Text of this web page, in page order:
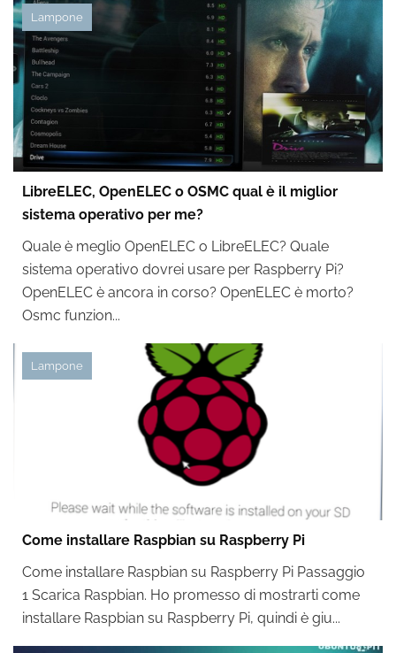
Lampone
LibreELEC, OpenELEC o OSMC qual è il miglior
sistema operativo per me?
Quale è meglio OpenELEC o LibreELEC? Quale
sistema operativo dovrei usare per Raspberry Pi?
OpenELEC è ancora in corso? OpenELEC è morto?
Osmc funzion...
Lampone
Come installare Raspbian su Raspberry Pi
Come installare Raspbian su Raspberry Pi Passaggio
1 Scarica Raspbian. Ho promesso di mostrarti come
installare Raspbian su Raspberry Pi, quindi è giu...